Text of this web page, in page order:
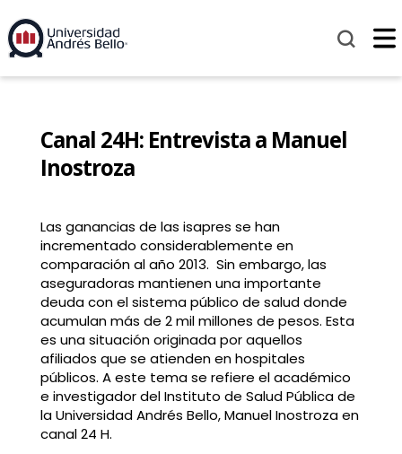
Canal 24H: Entrevista a Manuel
Inostroza
Las ganancias de las isapres se han
incrementado considerablemente en
comparación al año 2013. Sin embargo, las
aseguradoras mantienen una importante
deuda con el sistema público de salud donde
acumulan más de 2 mil millones de pesos. Esta
es una situación originada por aquellos
afiliados que se atienden en hospitales
públicos. A este tema se refiere el académico
e investigador del Instituto de Salud Pública de
la Universidad Andrés Bello, Manuel Inostroza en
canal 24 H.